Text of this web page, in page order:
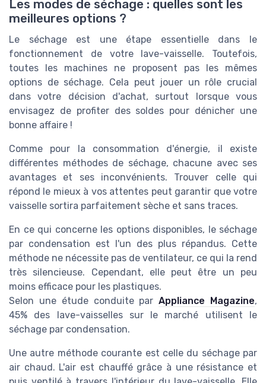
Les modes de séchage : quelles sont les
meilleures options ?
Le séchage est une étape essentielle dans le
fonctionnement de votre lave-vaisselle. Toutefois,
toutes les machines ne proposent pas les mêmes
options de séchage. Cela peut jouer un rôle crucial
dans votre décision d'achat, surtout lorsque vous
envisagez de profiter des soldes pour dénicher une
bonne affaire !
Comme pour la consommation d'énergie, il existe
différentes méthodes de séchage, chacune avec ses
avantages et ses inconvénients. Trouver celle qui
répond le mieux à vos attentes peut garantir que votre
vaisselle sortira parfaitement sèche et sans traces.
En ce qui concerne les options disponibles, le séchage
par condensation est l'un des plus répandus. Cette
méthode ne nécessite pas de ventilateur, ce qui la rend
très silencieuse. Cependant, elle peut être un peu
moins efficace pour les plastiques.
Selon une étude conduite parAppliance Magazine,
45% des lave-vaisselles sur le marché utilisent le
séchage par condensation.
Une autre méthode courante est celle du séchage par
air chaud. L'air est chauffé grâce à une résistance et